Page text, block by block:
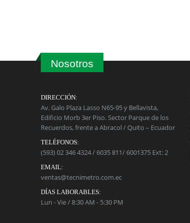
Nosotros
DIRECCIÓN:
Av. Galo Plaza Lasso N65-95 y Bellavista,
Edificio Morb 3er Piso. Sector Parque de los
Recuerdos, frente a Abracol / Quito – Ecuador
TELÉFONOS:
(593) 02 346 4324 / 6035 811/ 6001375 Ext: 2
EMAIL:
ventas@tecnimetro.com.ec
DÍAS LABORABLES:
Lun - Vie / 8:30 AM - 5:30 PM